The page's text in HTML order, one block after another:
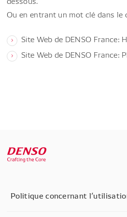
Ou en entrant un mot clé dans le
Site Web de DENSO France:
Site Web de DENSO France:
Politique concernant